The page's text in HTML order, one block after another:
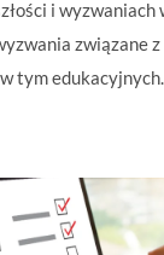
i wyzwaniach
związane
tym edukacyjnych.